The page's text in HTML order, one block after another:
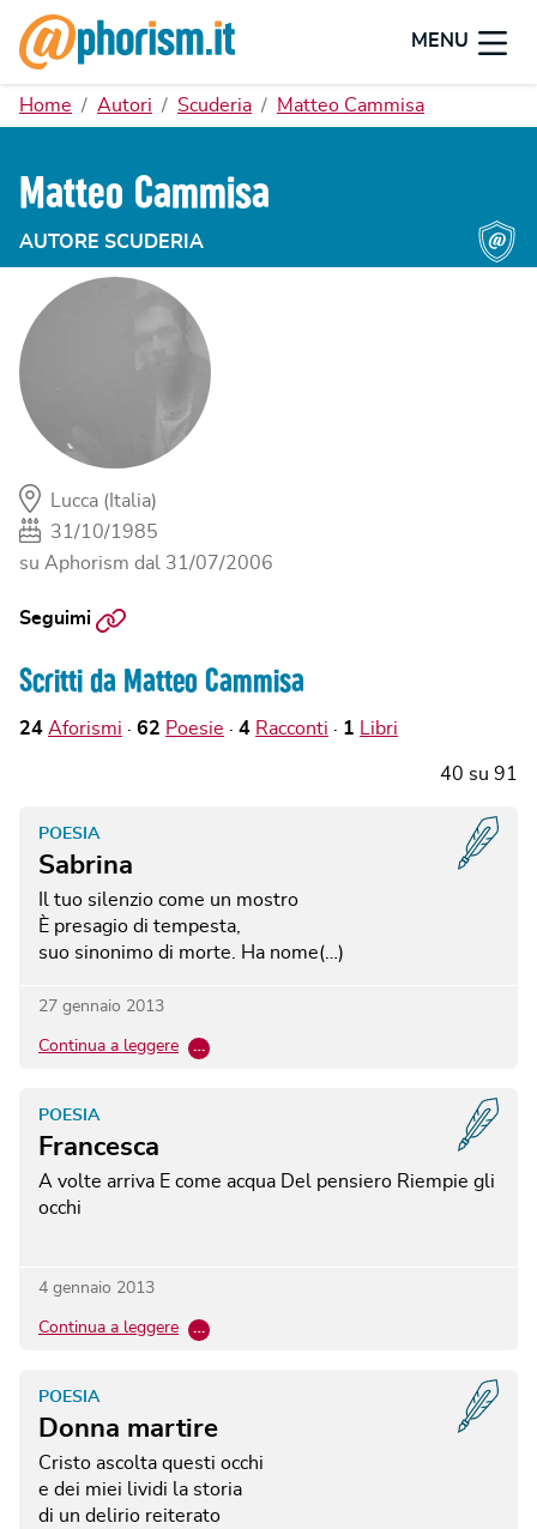
MENU
Home Autori Scuderia Matteo Cammisa
Matteo Cammisa
AUTORE SCUDERIA
Lucca (Italia)
31/10/1985
su Aphorism dal 31/07/2006
Seguimi Sito
Scritti da Matteo Cammisa
24 Aforismi 62 Poesie 4 Racconti 1 Libri
40 su 91
Sabrina
POESIA
Il tuo silenzio come un mostro
È presagio di tempesta,
suo sinonimo di morte. Ha nome(…)
27 gennaio 2013
Continua a leggere …
Francesca
POESIA
A volte arriva E come acqua Del pensiero Riempie gli
occhi
4 gennaio 2013
Continua a leggere …
Donna martire
POESIA
Cristo ascolta questi occhi
e dei miei lividi la storia
di un delirio reiterato